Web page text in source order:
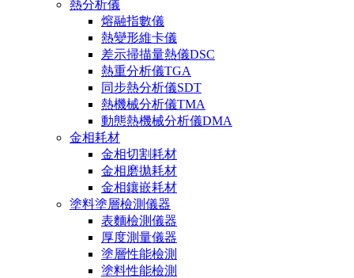
熱分析儀
熔融指數儀
熱變形維卡儀
差示掃描量熱儀DSC
熱重分析儀TGA
同步熱分析儀SDT
熱機械分析儀TMA
動態熱機械分析儀DMA
金相耗材
金相切割耗材
金相磨拋耗材
金相鑲嵌耗材
塗料塗層檢測儀器
表麵檢測儀器
厚度測量儀器
塗層性能檢測
塗料性能檢測